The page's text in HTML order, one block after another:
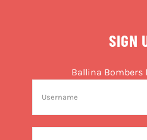
SIGN
Ballina Bombers